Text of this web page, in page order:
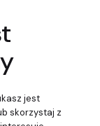
jest
skorzystaj z